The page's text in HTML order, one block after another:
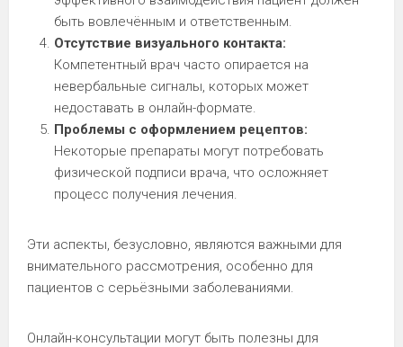
быть вовлечённым и ответственным.
Отсутствие визуального контакта:
Компетентный врач часто опирается на
невербальные сигналы, которых может
недоставать в онлайн-формате.
Проблемы с оформлением рецептов:
Некоторые препараты могут потребовать
физической подписи врача, что осложняет
процесс получения лечения.
Эти аспекты, безусловно, являются важными для
внимательного рассмотрения, особенно для
пациентов с серьёзными заболеваниями.
Онлайн-консультации могут быть полезны для